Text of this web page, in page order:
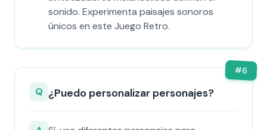
sonido. Experimenta paisajes sonoros
únicos en este Juego Retro.
#6
Q ¿Puedo personalizar personajes?